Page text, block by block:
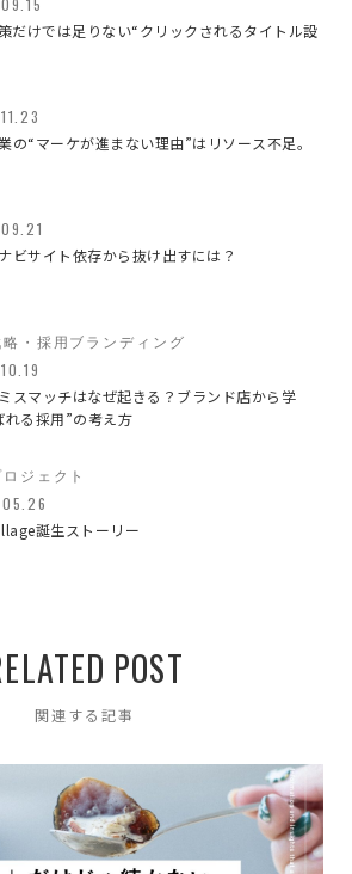
188
ン
だけでは足りない“クリックされるタイトル設
の“マーケが進まない理由”はリソース不足。
ビサイト依存から抜け出すには？
・採用ブランディング
スマッチはなぜ起きる？ブランド店から学
れる採用”の考え方
ジェクト
誕生ストーリー
POST
関連する記事